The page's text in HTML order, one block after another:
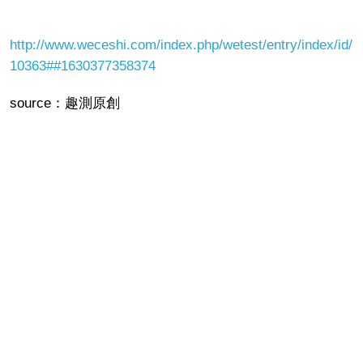
http://www.weceshi.com/index.php/wetest/entry/index/id/
10363##1630377358374
source：趣測原創